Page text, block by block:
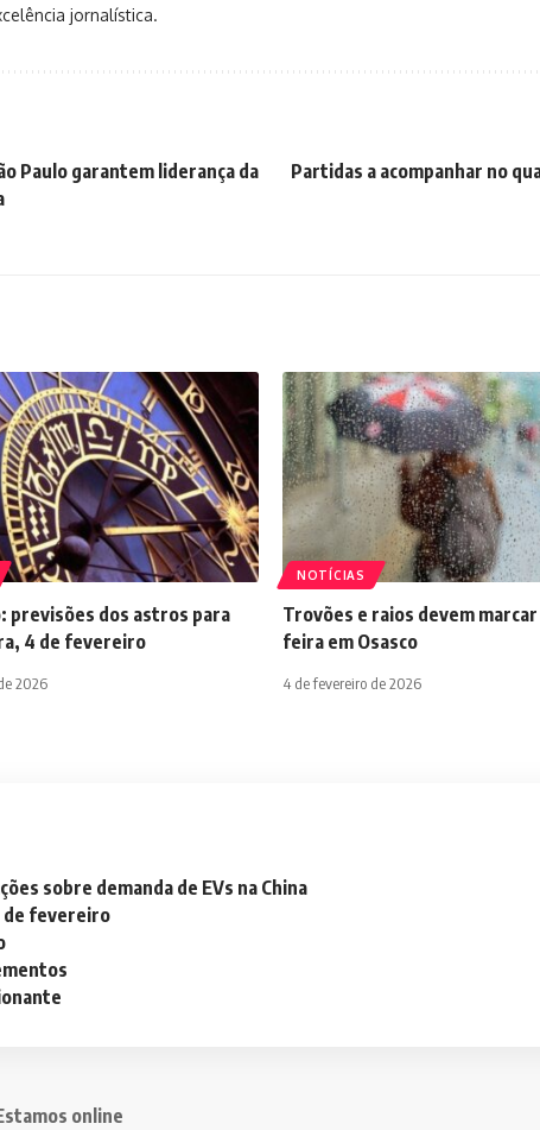
jornalística.
Paulo garantem liderança da
Partidas a acompanhar no
previsões dos astros para
4 de fevereiro
2026
NOTÍCIAS
Trovões e raios devem
feira em Osasco
4 de fevereiro de 2026
sobre demanda de EVs na China
de fevereiro
online